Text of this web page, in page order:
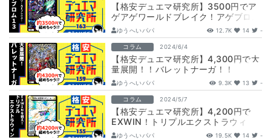
【格安デュエマ研究所】3500円でア
ゲアゲワールドブレイク！アゲブロム
13ゆうへいパパ 12.7K 14 -
コラム 2024/6/4
【格安デュエマ研究所】4,300円で大
量展開！！バレットナーガ！！
ゆうへいパパ 9.3K 13 -
コラム 2024/5/7
【格安デュエマ研究所】4,200円で
EXWIN！トリプルエクストラウィ
ン！！
ゆうへいパパ 19.5K 14 -